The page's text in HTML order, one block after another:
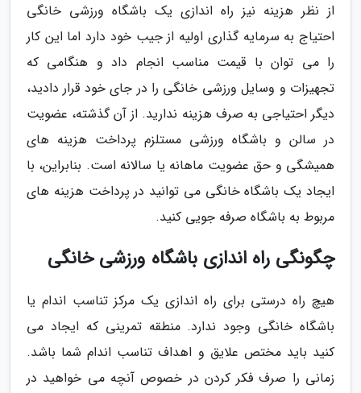
از نظر هزینه نیز راه اندازی یک باشگاه ورزشی خانگی
احتیاج به سرمایه گذاری اولیه از جیب خود دارد اما این کار
را می توان با قیمت مناسب انجام داد و هنگامی که
تجهیزات و وسایل ورزشی خانگی را در جای خود قرار دادید،
دیگر احتیاجی به صرف هزینه ندارید. از آن گذشته، عضویت
در سالن و باشگاه ورزشی مستلزم پرداخت هزینه های
همیشگی و حق عضویت ماهانه یا سالانه است. بنابراین، با
ایجاد یک باشگاه خانگی می توانید در پرداخت هزینه های
مربوط به باشگاه صرفه جویی کنید.
چگونگی راه اندازی باشگاه ورزشی خانگی
هیچ راه درستی برای راه اندازی یک مرکز تناسب اندام یا
باشگاه خانگی وجود ندارد. منطقه تمرینی که ایجاد می
کنید باید مختص علایق و اهداف تناسب اندام شما باشد.
زمانی را صرف فکر کردن در خصوص آنچه می خواهید در